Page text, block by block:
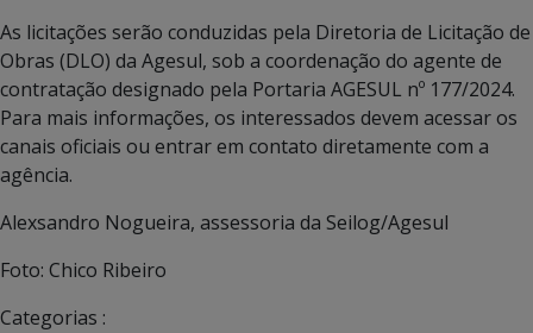
As licitações serão conduzidas pela Diretoria de Licitação de
Obras (DLO) da Agesul, sob a coordenação do agente de
contratação designado pela Portaria AGESUL nº 177/2024.
Para mais informações, os interessados devem acessar os
canais oficiais ou entrar em contato diretamente com a
agência.
Alexsandro Nogueira, assessoria da Seilog/Agesul
Foto: Chico Ribeiro
Categorias :